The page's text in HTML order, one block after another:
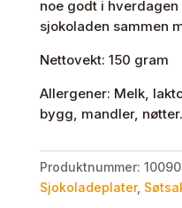
noe godt i
sjokoladen sammen
Nettovekt: 150 gram
Allergener: Melk,
bygg, mandler, nøtter.
Produktnummer:
Sjokoladeplater,